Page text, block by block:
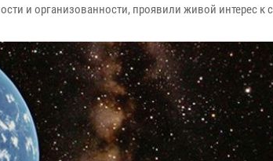
и организованности, проявили живой интерес